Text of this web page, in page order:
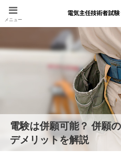
電験は併願可能？ 併願
デメリットを解説